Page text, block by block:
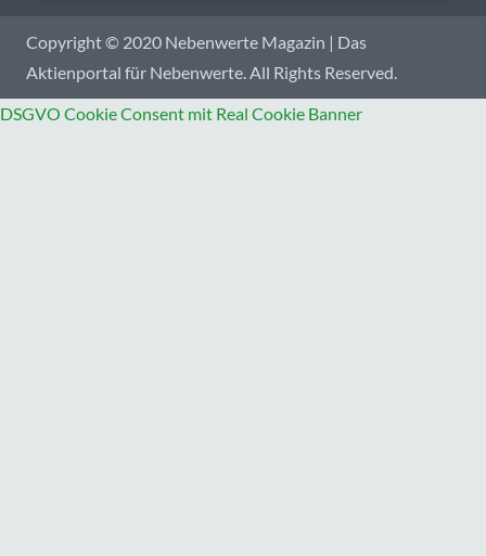
Copyright © 2020 Nebenwerte Magazin | Das
Aktienportal für Nebenwerte. All Rights Reserved.
DSGVO Cookie Consent mit Real Cookie Banner